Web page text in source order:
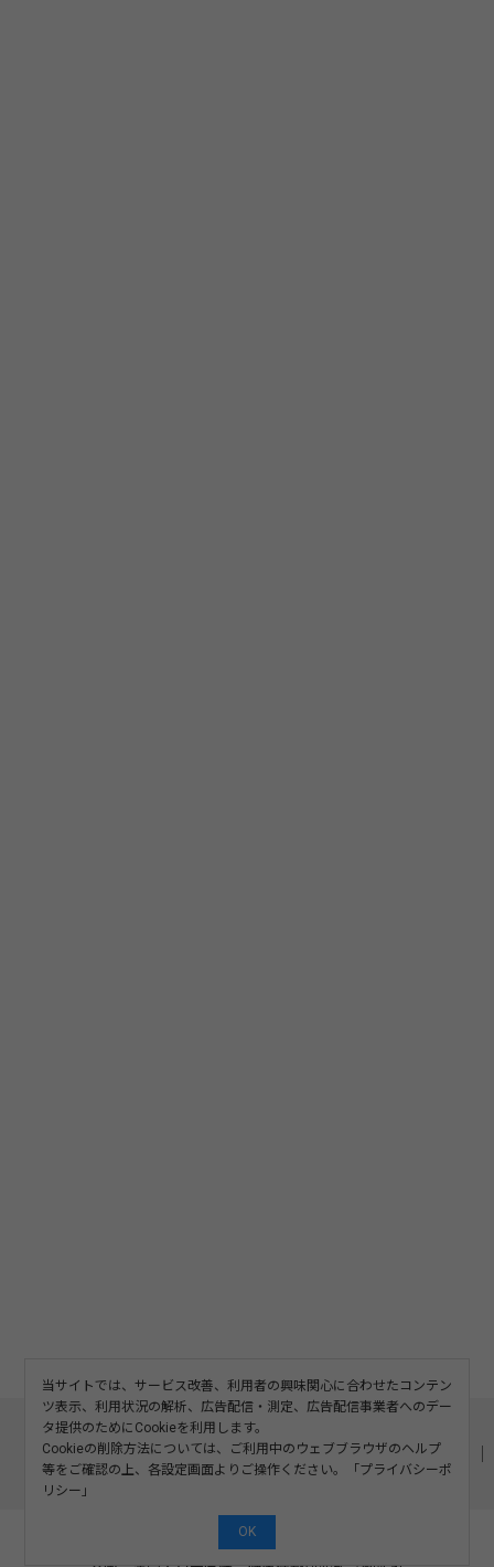
このサイトについて 利用規約
記事の二次利用について
プライバシーポリシー
お問い合わせ
運営会社
©2008-2026 SOSHINSHA All Rights Reserved.
当サイトでは、サービス改善、利用者の興味関心に合わせたコンテン
ツ表示、利用状況の解析、広告配信・測定、広告配信事業者へのデー
タ提供のためにCookieを利用します。
Cookieの削除方法については、ご利用中のウェブブラウザのヘルプ
等をご確認の上、各設定画面よりご操作ください。「プライバシーポ
リシー 」
OK